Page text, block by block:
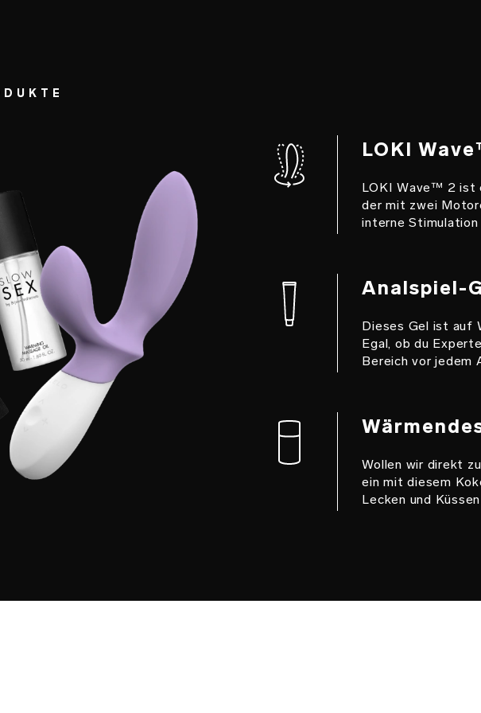
LOKI
LOKI Wave™ 2 ist
der mit zwei
interne
Analspiel-
Dieses Gel ist auf
Egal, ob du
Bereich vor jedem
Wollen wir direkt
ein mit diesem
Lecken und